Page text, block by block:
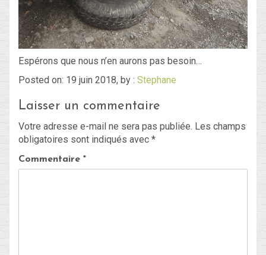
Espérons que nous n’en aurons pas besoin…
Posted on: 19 juin 2018, by : Stephane
Laisser un commentaire
Votre adresse e-mail ne sera pas publiée. Les champs
obligatoires sont indiqués avec *
Commentaire *